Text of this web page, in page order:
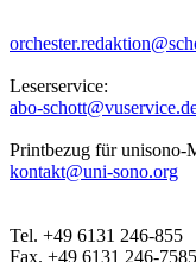
Leserservice:
abo-
Printbezug für unisono-
kontakt@uni-sono.org
Tel. +49 6131 246-855
Fax. +49 6131 246-